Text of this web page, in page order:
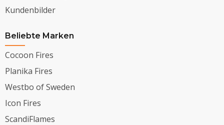
Kundenbilder
Beliebte Marken
Cocoon Fires
Planika Fires
Westbo of Sweden
Icon Fires
ScandiFlames